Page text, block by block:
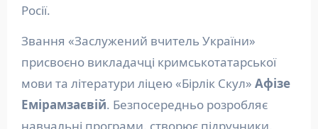
Росії.
Звання «Заслужений вчитель України»
присвоєно викладачці кримськотатарської
мови та літератури ліцею «Бірлік Скул» Афізе
Емірамзаєвій. Безпосередньо розробляє